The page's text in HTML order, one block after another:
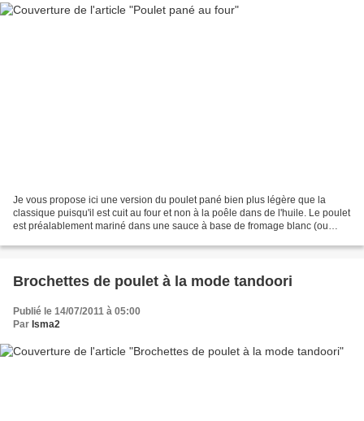
Je vous propose ici une version du poulet pané bien plus légère que la
classique puisqu'il est cuit au four et non à la poêle dans de l'huile. Le poulet
est préalablement mariné dans une sauce à base de fromage blanc (ou
Brochettes de poulet à la mode tandoori
Publié le 14/07/2011 à 05:00
Par Isma2